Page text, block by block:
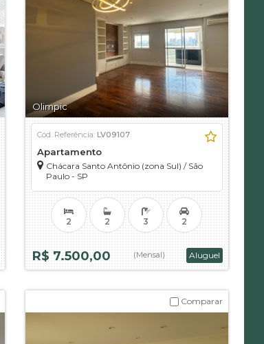
Olimpic
Apartamento
Chácara Santo Antônio (zona Sul) / São
Paulo - SP
Cód. Referência: LV09107
Aluguel
R$ 7.500,00 (Mensal)
2 2 3 2
Comparar